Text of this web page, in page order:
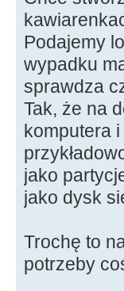
Podajemy
wypadku
sprawdza
Tak, że na
komputera
jako
jako dysk
Trochę to
potrzeby